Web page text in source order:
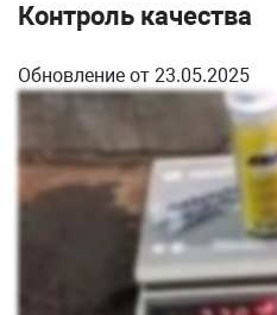
гибкие связи. Применяется в
перильных ограждений,
Устойчив к воздействию
+35°С /
+35°С / 3
400 мл
Особенность модели
существующим типами
керамического, природного
образом может
Контроль качества
Обновление от 23.05.2025